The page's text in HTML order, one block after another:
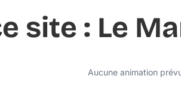
site : Le
Aucune animation